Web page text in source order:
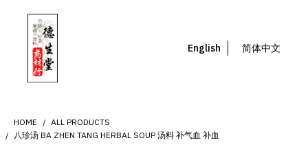
English 简体中文
HOME
ALL PRODUCTS
八珍汤 BA ZHEN TANG HERBAL SOUP 汤料 补气血 补血